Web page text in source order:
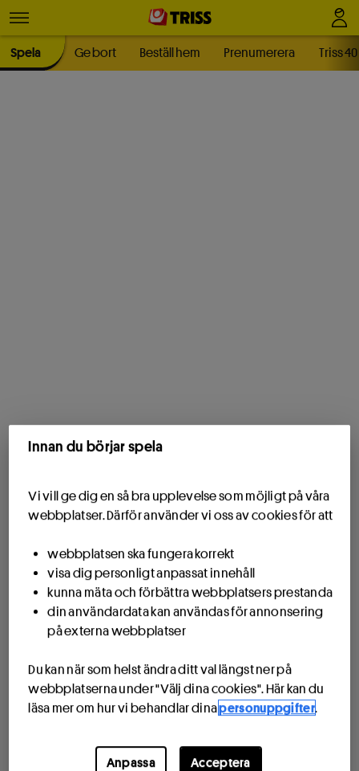
Spela Ge bort Beställ hem Prenumerera Triss
Innan du börjar spela
Vi vill ge dig en så bra upplevelse som möjligt på våra
webbplatser. Därför använder vi oss av cookies för att
webbplatsen ska fungera korrekt
visa dig personligt anpassat innehåll
kunna mäta och förbättra webbplatsers prestanda
din användardata kan användas för annonsering
på externa webbplatser
Du kan när som helst ändra ditt val längst ner på
webbplatserna under "Välj dina cookies". Här kan du
läsa mer om hur vi behandlar dinapersonuppgifter.
Anpassa Acceptera